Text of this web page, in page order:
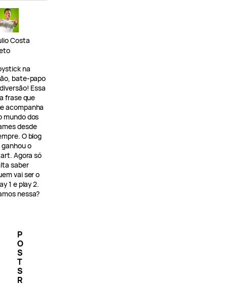
Costa
na
bate-papo
Essa
frase que
acompanha
mundo dos
desde
O blog
ganhou o
Agora só
saber
vai ser o
1 e play 2.
nessa?
P
O
S
T
S
R